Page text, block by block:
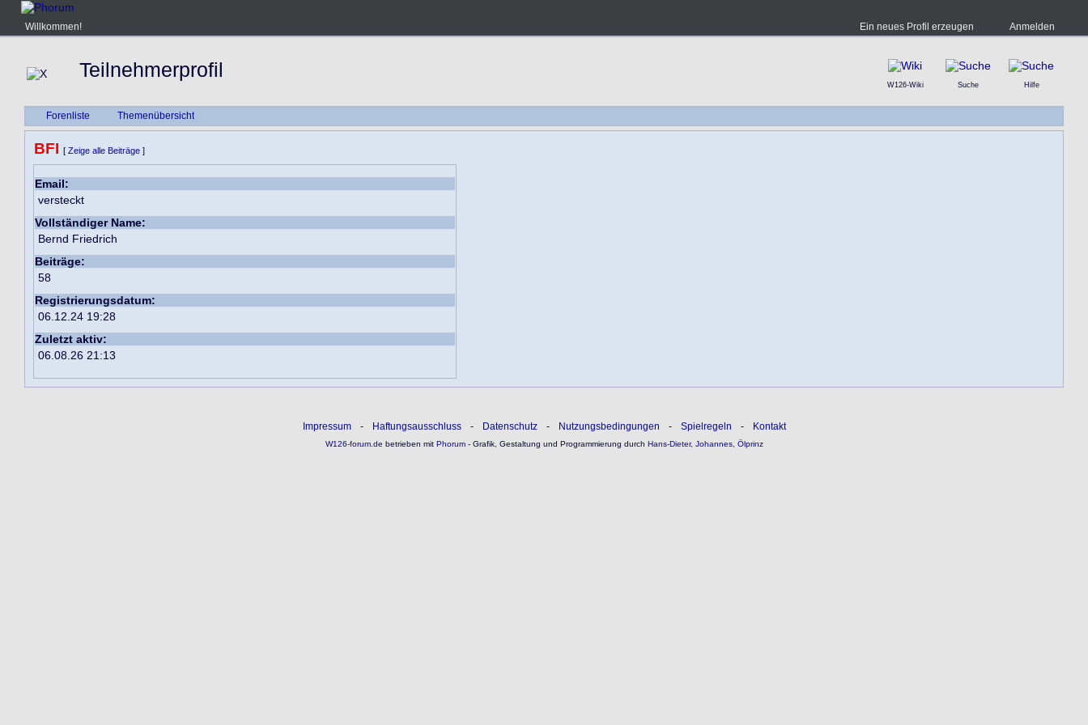
Willkommen! Ein neues Profil erzeugen Anmelden
Teilnehmerprofil
W126-Wiki Suche Hilfe
Forenliste Themenübersicht
BFI [ Zeige alle Beiträge ]
Email:
versteckt
Vollständiger Name:
Bernd Friedrich
Beiträge:
58
Registrierungsdatum:
06.12.24 19:28
Zuletzt aktiv:
06.08.26 21:13
Impressum - Haftungsausschluss - Datenschutz - Nutzungsbedingungen - Spielregeln - Kontakt
W126-forum.de betrieben mitPhorum- Grafik, Gestaltung und Programmierung durch Hans-Dieter, Johannes, Ölprinz